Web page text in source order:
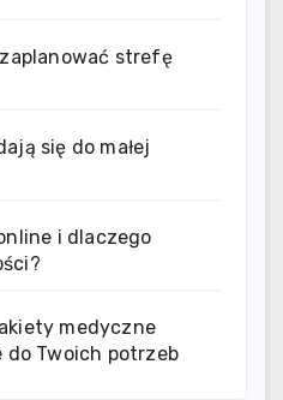
strefę
się do małej
i dlaczego
medyczne
do Twoich potrzeb